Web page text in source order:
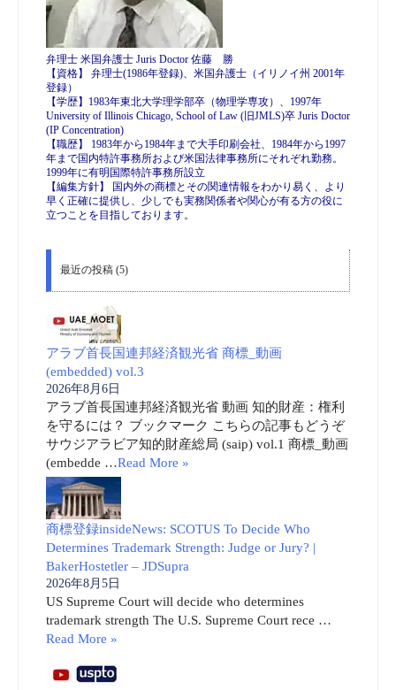
弁理士 米国弁護士 Juris Doctor 佐藤 勝
【資格】 弁理士(1986年登録)、米国弁護士（イリノイ州 2001年
登録）
【学歴】1983年東北大学理学部卒（物理学専攻）、1997年
University of Illinois Chicago, School of Law (旧JMLS)卒 Juris Doctor
(IP Concentration)
【職歴】 1983年から1984年まで大手印刷会社、1984年から1997
年まで国内特許事務所および米国法律事務所にそれぞれ勤務。
1999年に有明国際特許事務所設立
【編集方針】 国内外の商標とその関連情報をわかり易く、より
早く正確に提供し、少しでも実務関係者や関心が有る方の役に
立つことを目指しております。
最近の投稿 (5)
アラブ首長国連邦経済観光省 商標_動画
(embedded) vol.3
2026年8月6日
アラブ首長国連邦経済観光省 動画 知的財産：権利
を守るには？ ブックマーク こちらの記事もどうぞ
サウジアラビア知的財産総局 (saip) vol.1 商標_動画
(embedde …Read More »
商標登録insideNews: SCOTUS To Decide Who
Determines Trademark Strength: Judge or Jury? |
BakerHostetler – JDSupra
2026年8月5日
US Supreme Court will decide who determines
trademark strength The U.S. Supreme Court rece …
Read More »